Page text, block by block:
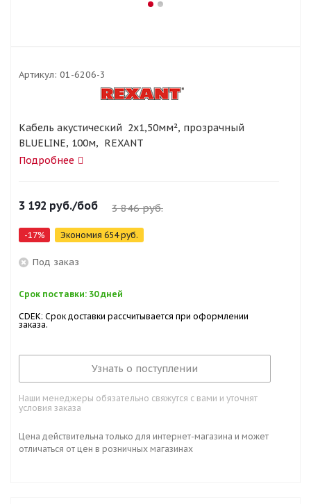
Артикул: 01-6206-3
Кабель акустический 2х1,50мм², прозрачный
BLUELINE, 100м, REXANT
Подробнее
3 192 руб./боб 3 846руб.
-17% Экономия 654руб.
Под заказ
Срок поставки: 30 дней
CDEK: Срок доставки рассчитывается при оформлении
заказа.
Узнать о поступлении
Наши менеджеры обязательно свяжутся с вами и уточнят
условия заказа
Цена действительна только для интернет-магазина и может
отличаться от цен в розничных магазинах